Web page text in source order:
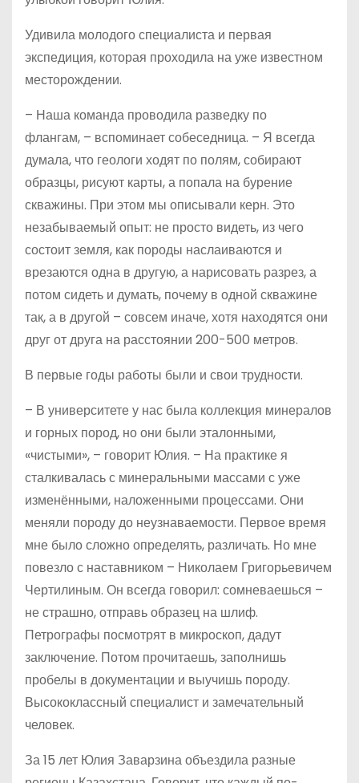
Удивила молодого специалиста и первая
экспедиция, которая проходила на уже известном
месторождении.
– Наша команда проводила разведку по
флангам, – вспоминает собеседница. – Я всегда
думала, что геологи ходят по полям, собирают
образцы, рисуют карты, а попала на бурение
скважины. При этом мы описывали керн. Это
незабываемый опыт: не просто видеть, из чего
состоит земля, как породы наслаиваются и
врезаются одна в другую, а нарисовать разрез, а
потом сидеть и думать, почему в одной скважине
так, а в другой – совсем иначе, хотя находятся они
друг от друга на расстоянии 200-500 метров.
В первые годы работы были и свои трудности.
– В университете у нас была коллекция минералов
и горных пород, но они были эталонными,
«чистыми», – говорит Юлия. – На практике я
сталкивалась с минеральными массами с уже
изменёнными, наложенными процессами. Они
меняли породу до неузнаваемости. Первое время
мне было сложно определять, различать. Но мне
повезло с наставником – Николаем Григорьевичем
Чертилиным. Он всегда говорил: сомневаешься –
не страшно, отправь образец на шлиф.
Петрографы посмотрят в микроскоп, дадут
заключение. Потом прочитаешь, заполнишь
пробелы в документации и выучишь породу.
Высококлассный специалист и замечательный
человек.
За 15 лет Юлия Заварзина объездила разные